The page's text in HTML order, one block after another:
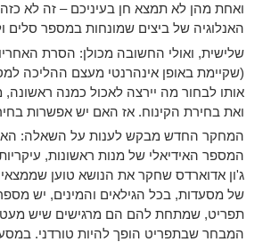
ואחת מהן לא תמצא חן בעיניכם – זה לא
האנלוגיה של ביצים שמונחות במספר סלים
שלישית, ואולי החשובה מכולן: הסרת
(שקיימת באופן אינהרנטי מעצם ההליכה
אותו לבחור מה יירצה לאכול כמנה ראשונה,
ואת בחירת הקינוח. אז האם יש אפשרות
המחקר החדש מבקש לענות על השאלה:
המספר האידיאלי של מנות ראשונות,
ג'ון אדוארדס שחקר את הנושא טוען
של מסעדות, בכל הגילאים והמינים, יש
תפריט, שמתחת להם הם מרגישים שיש מעט
המבחר שבתפריט הופך להיות טורדני.